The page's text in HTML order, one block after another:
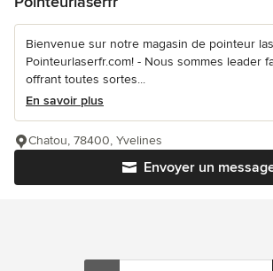
Bienvenue sur notre magasin de pointeur
Pointeurlaserfr.com! - Nous sommes leader
offrant toutes sortes...
En savoir plus
Envoyer un
Chatou, 78400, Yvelines